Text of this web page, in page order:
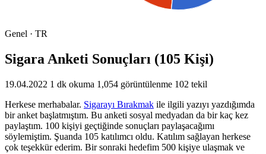
Genel · TR
Sigara Anketi Sonuçları (105 Kişi)
19.04.2022 1 dk okuma 1,054 görüntülenme 102 tekil
Herkese merhabalar. Sigarayı Bırakmak ile ilgili yazıyı yazdığımda
bir anket başlatmıştım. Bu anketi sosyal medyadan da bir kaç kez
paylaştım. 100 kişiyi geçtiğinde sonuçları paylaşacağımı
söylemiştim. Şuanda 105 katılımcı oldu. Katılım sağlayan herkese
çok teşekkür ederim. Bir sonraki hedefim 500 kişiye ulaşmak ve